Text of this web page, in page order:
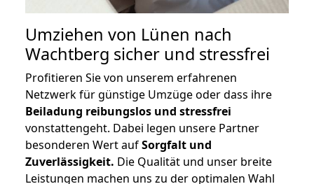
Umziehen von Lünen nach
Wachtberg sicher und stressfrei
Profitieren Sie von unserem erfahrenen
Netzwerk für günstige Umzüge oder dass ihre
Beiladung reibungslos und stressfrei
vonstattengeht. Dabei legen unsere Partner
besonderen Wert aufSorgfalt und
Zuverlässigkeit. Die Qualität und unser breite
Leistungen machen uns zu der optimalen Wahl